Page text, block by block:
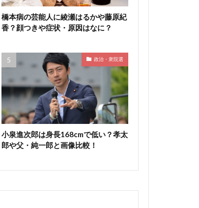
橋本病の芸能人に綾瀬はるかや藤原紀
香？顔つきや症状・原因はなに？
政治・衆院選
小泉進次郎は身長168cmで低い？孝太
郎や父・純一郎と画像比較！